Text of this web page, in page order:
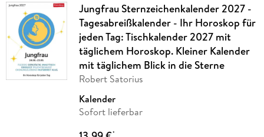
Jungfrau Sternzeichenkalender 2027 -
Tagesabreißkalender - Ihr Horoskop für
jeden Tag: Tischkalender 2027 mit
täglichem Horoskop. Kleiner Kalender
mit täglichem Blick in die Sterne
Robert Satorius
Kalender
Sofort lieferbar
*